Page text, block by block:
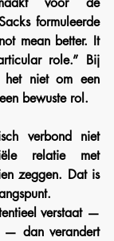
formuleerde
mean better. It
role.” Bij
niet om een
bewuste rol.
verbond niet
relatie met
zeggen. Dat is
verstaat —
— dan verandert